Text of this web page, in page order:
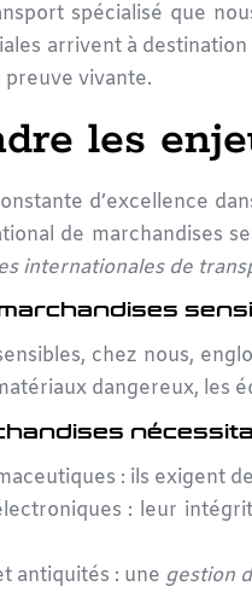
spécialisé que
arrivent à
preuve vivante.
les
d’excellence
de marchandises
internationales de
chez nous,
dangereux, les
: ils exigent
: leur
antiquités : une gestion